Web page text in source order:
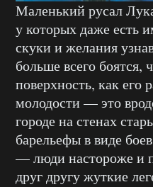
Маленький русал
у которых даже есть
скуки и желания
больше всего боятся,
поверхность, как его
молодости — это
городе на стенах
барельефы в виде
— люди настороже и
друг другу жуткие